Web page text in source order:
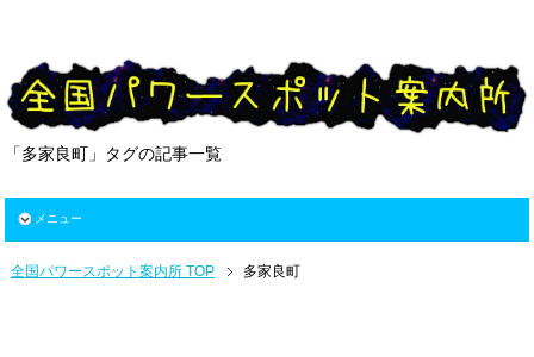
「多家良町」タグの記事一覧
メニュー
全国パワースポット案内所 TOP 多家良町